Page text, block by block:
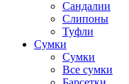
Сандалии
Слипоны
Туфли
Сумки
Сумки
Все сумки